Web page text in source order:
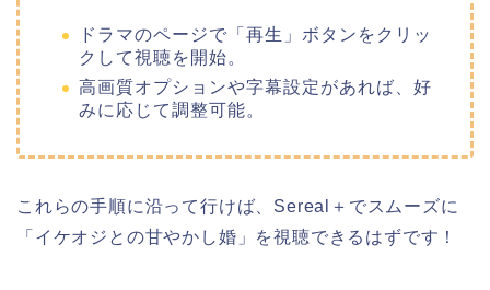
ドラマのページで「再生」ボタンをクリッ
クして視聴を開始。
高画質オプションや字幕設定があれば、好
みに応じて調整可能。
これらの手順に沿って行けば、Sereal＋でスムーズに
「イケオジとの甘やかし婚」を視聴できるはずです！